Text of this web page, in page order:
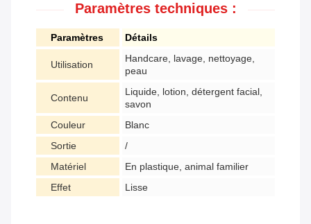
Paramètres techniques :
Paramètres Détails
Utilisation
Handcare, lavage, nettoyage,
peau
Contenu
Liquide, lotion, détergent facial,
savon
Couleur
Blanc
Sortie
/
Matériel
En plastique, animal familier
Effet
Lisse